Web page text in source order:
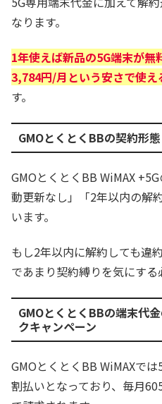
なります。
1年使えば新品の5G端末が無
3,784円/月という安さで使え
す。
GMOとくとくBBの契約形態
GMOとくとくBB WiMAX
動更新なし」「2年以内の解
います。
もし2年以内に解約しても違
であまり契約縛りを気にする
GMOとくとくBBの端末代
クキャンペーン
GMOとくとくBB WiMAXで
割払いとなっており、毎月